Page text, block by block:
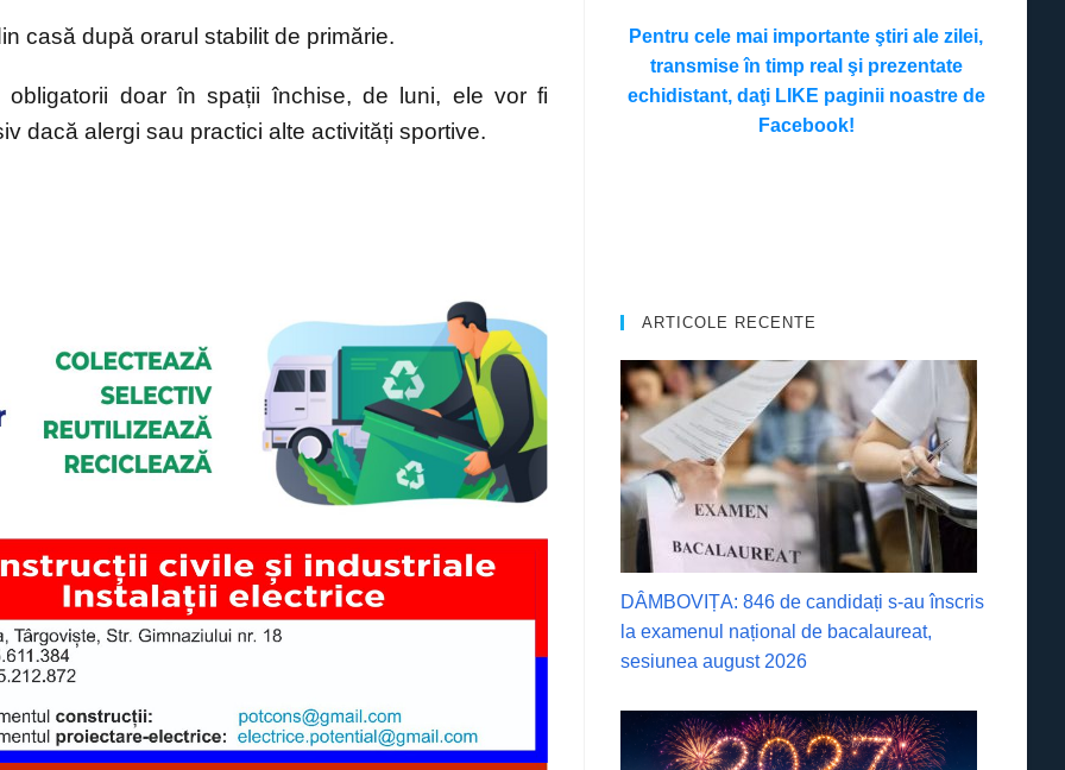
casă după orarul stabilit de primărie.
doar în spații închise, de luni, ele vor fi
dacă alergi sau practici alte activități sportive.
Pentru cele mai importante ştiri ale zilei,
transmise în timp real şi prezentate
echidistant, daţi LIKE paginii noastre de
Facebook!
ARTICOLE RECENTE
DÂMBOVIȚA: 846 de candidați s-au înscris
la examenul național de bacalaureat,
sesiunea august 2026